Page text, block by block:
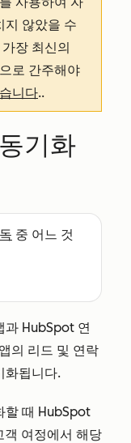
지 않았을 수
장 최신의
로 간주해야
니다..
기화
중 어느 것
과 HubSpot 연
의 리드 및 연락
화됩니다.
할 때 HubSpot
객 여정에서 해당